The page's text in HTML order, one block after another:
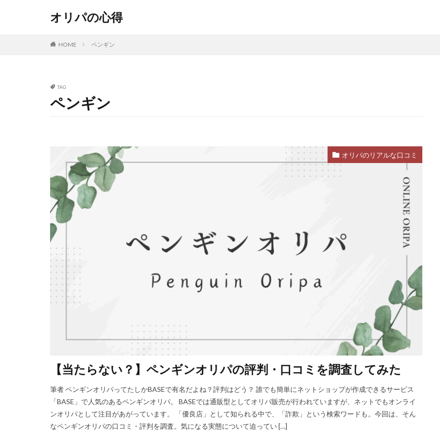
オリパの心得
HOME ペンギン
TAG
ペンギン
オリパのリアルな口コミ
【当たらない？】ペンギンオリパの評判・口コミを調査してみた
筆者 ペンギンオリパってたしかBASEで有名だよね？評判はどう？ 誰でも簡単にネットショップが作成できるサービス
「BASE」で人気のあるペンギンオリパ。 BASEでは通販型としてオリパ販売が行われていますが、ネットでもオンライ
ンオリパとして注目があがっています。 「優良店」として知られる中で、「詐欺」という検索ワードも。今回は、そん
なペンギンオリパの口コミ・評判を調査。気になる実態について迫ってい […]